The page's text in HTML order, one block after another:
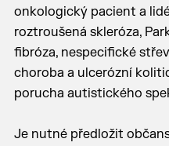
onkologický pacient a
roztroušená skleróza,
fibróza, nespecifické
choroba a ulcerózní
porucha autistického
Je nutné předložit